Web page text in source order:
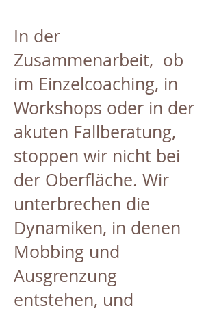
In der
Zusammenarbeit, ob
im Einzelcoaching, in
Workshops oder in der
akuten Fallberatung,
stoppen wir nicht bei
der Oberfläche. Wir
unterbrechen die
Dynamiken, in denen
Mobbing und
Ausgrenzung
entstehen, und